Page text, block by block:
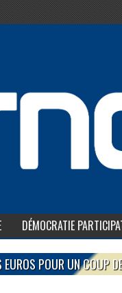
DÉMOCRATIE
POUR UN COUP